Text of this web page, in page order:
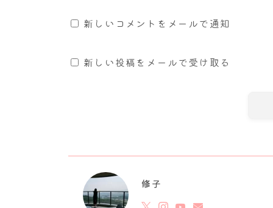
新しいコメントをメールで通知
新しい投稿をメールで受け取る
修子